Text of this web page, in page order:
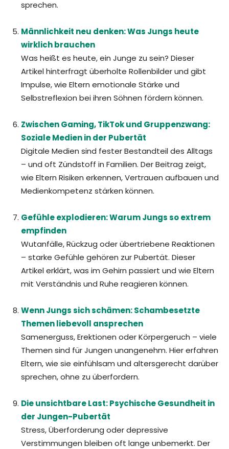
sprechen.
Männlichkeit neu denken: Was Jungs heute
wirklich brauchen
Was heißt es heute, ein Junge zu sein? Dieser
Artikel hinterfragt überholte Rollenbilder und gibt
Impulse, wie Eltern emotionale Stärke und
Selbstreflexion bei ihren Söhnen fördern können.
Zwischen Gaming, TikTok und Gruppenzwang:
Soziale Medien in der Pubertät
Digitale Medien sind fester Bestandteil des Alltags
– und oft Zündstoff in Familien. Der Beitrag zeigt,
wie Eltern Risiken erkennen, Vertrauen aufbauen und
Medienkompetenz stärken können.
Gefühle explodieren: Warum Jungs so extrem
empfinden
Wutanfälle, Rückzug oder übertriebene Reaktionen
– starke Gefühle gehören zur Pubertät. Dieser
Artikel erklärt, was im Gehirn passiert und wie Eltern
mit Verständnis und Ruhe reagieren können.
Wenn Jungs sich schämen: Schambesetzte
Themen liebevoll ansprechen
Samenerguss, Erektionen oder Körpergeruch – viele
Themen sind für Jungen unangenehm. Hier erfahren
Eltern, wie sie einfühlsam und altersgerecht darüber
sprechen, ohne zu überfordern.
Die unsichtbare Last: Psychische Gesundheit in
der Jungen-Pubertät
Stress, Überforderung oder depressive
Verstimmungen bleiben oft lange unbemerkt. Der